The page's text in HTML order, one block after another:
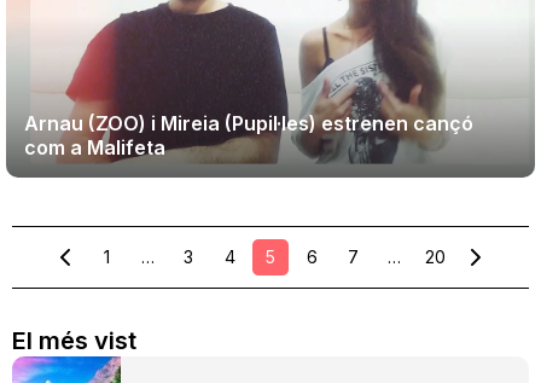
Arnau (ZOO) i Mireia (Pupil·les) estrenen cançó
com a Malifeta
1 … 3 4 5 6 7 … 20
El més vist